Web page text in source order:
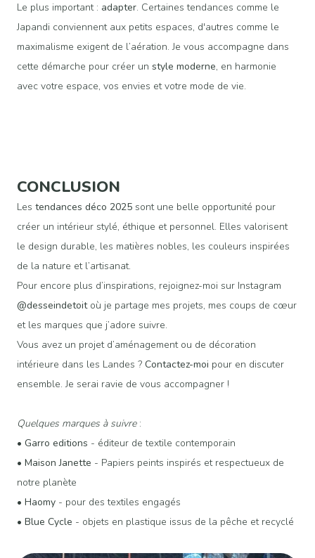
Le plus important : adapter. Certaines tendances comme le
Japandi conviennent aux petits espaces, d'autres comme le
maximalisme exigent de l’aération. Je vous accompagne dans
cette démarche pour créer un style moderne, en harmonie
avec votre espace, vos envies et votre mode de vie.
CONCLUSION
Les tendances déco 2025 sont une belle opportunité pour
créer un intérieur stylé, éthique et personnel. Elles valorisent
le design durable, les matières nobles, les couleurs inspirées
de la nature et l’artisanat.
Pour encore plus d’inspirations, rejoignez-moi sur Instagram
@desseindetoit où je partage mes projets, mes coups de cœur
et les marques que j’adore suivre.
Vous avez un projet d’aménagement ou de décoration
intérieure dans les Landes ? Contactez-moi pour en discuter
ensemble. Je serai ravie de vous accompagner !
Quelques marques à suivre :
• Garro editions - éditeur de textile contemporain
• Maison Janette - Papiers peints inspirés et respectueux de
notre planète
• Haomy - pour des textiles engagés
• Blue Cycle - objets en plastique issus de la pêche et recyclé